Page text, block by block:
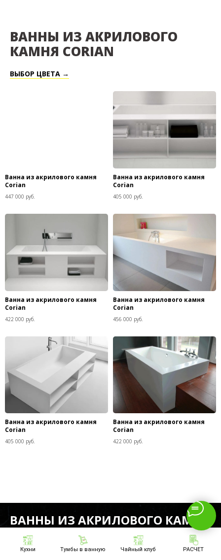
Кухни Тумбы в ванную Чайный клуб РАСЧЕТ
ВАННЫ ИЗ АКРИЛОВОГО
КАМНЯ CORIAN
ВЫБОР ЦВЕТА →
Ванна из акрилового камня
Corian
447 000 руб.
Ванна из акрилового камня
Corian
405 000 руб.
Ванна из акрилового камня
Corian
422 000 руб.
Ванна из акрилового камня
Corian
456 000 руб.
Ванна из акрилового камня
Corian
405 000 руб.
Ванна из акрилового камня
Corian
422 000 руб.
ВАННЫ ИЗ АКРИЛОВОГО КАМНЯ
CORIAN